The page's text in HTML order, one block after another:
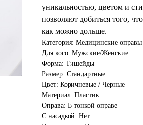
уникальностью, цветом и
позволяют добиться того,
как можно дольше.
Категория: Медицинские оправы
Для кого: Мужские/Женские
Форма: Тишейды
Размер: Стандартные
Цвет: Коричневые / Черные
Материал: Пластик
Оправа: В тонкой оправе
С насадкой: Нет